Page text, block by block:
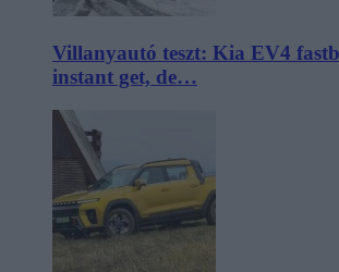
Villanyautó teszt: Kia EV4
instant get, de…